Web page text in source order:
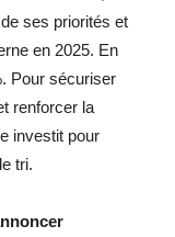
de ses priorités et
en 2025. En
Pour sécuriser
renforcer la
investit pour
tri.